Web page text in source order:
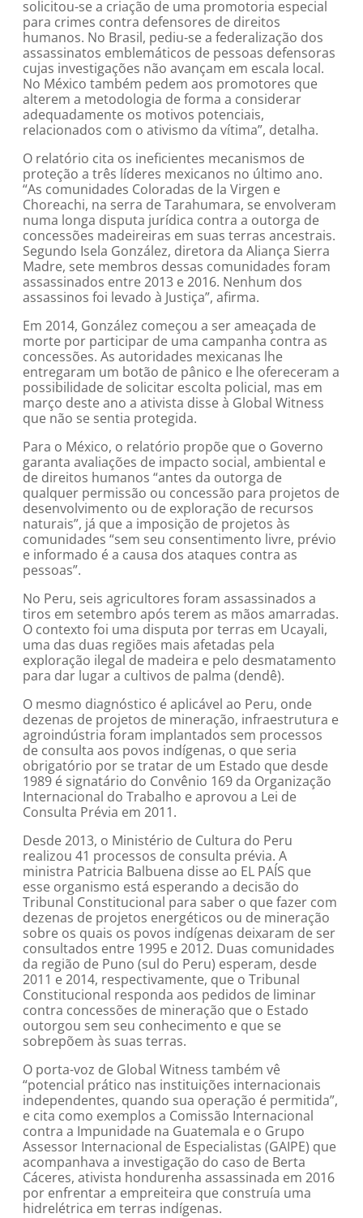
solicitou-se a criação de uma promotoria especial
para crimes contra defensores de direitos
humanos. No Brasil, pediu-se a federalização dos
assassinatos emblemáticos de pessoas defensoras
cujas investigações não avançam em escala local.
No México também pedem aos promotores que
alterem a metodologia de forma a considerar
adequadamente os motivos potenciais,
relacionados com o ativismo da vítima”, detalha.
O relatório cita os ineficientes mecanismos de
proteção a três líderes mexicanos no último ano.
“As comunidades Coloradas de la Virgen e
Choreachi, na serra de Tarahumara, se envolveram
numa longa disputa jurídica contra a outorga de
concessões madeireiras em suas terras ancestrais.
Segundo Isela González, diretora da Aliança Sierra
Madre, sete membros dessas comunidades foram
assassinados entre 2013 e 2016. Nenhum dos
assassinos foi levado à Justiça”, afirma.
Em 2014, González começou a ser ameaçada de
morte por participar de uma campanha contra as
concessões. As autoridades mexicanas lhe
entregaram um botão de pânico e lhe ofereceram a
possibilidade de solicitar escolta policial, mas em
março deste ano a ativista disse à Global Witness
que não se sentia protegida.
Para o México, o relatório propõe que o Governo
garanta avaliações de impacto social, ambiental e
de direitos humanos “antes da outorga de
qualquer permissão ou concessão para projetos de
desenvolvimento ou de exploração de recursos
naturais”, já que a imposição de projetos às
comunidades “sem seu consentimento livre, prévio
e informado é a causa dos ataques contra as
pessoas”.
No Peru, seis agricultores foram assassinados a
tiros em setembro após terem as mãos amarradas.
O contexto foi uma disputa por terras em Ucayali,
uma das duas regiões mais afetadas pela
exploração ilegal de madeira e pelo desmatamento
para dar lugar a cultivos de palma (dendê).
O mesmo diagnóstico é aplicável ao Peru, onde
dezenas de projetos de mineração, infraestrutura e
agroindústria foram implantados sem processos
de consulta aos povos indígenas, o que seria
obrigatório por se tratar de um Estado que desde
1989 é signatário do Convênio 169 da Organização
Internacional do Trabalho e aprovou a Lei de
Consulta Prévia em 2011.
Desde 2013, o Ministério de Cultura do Peru
realizou 41 processos de consulta prévia. A
ministra Patricia Balbuena disse ao EL PAÍS que
esse organismo está esperando a decisão do
Tribunal Constitucional para saber o que fazer com
dezenas de projetos energéticos ou de mineração
sobre os quais os povos indígenas deixaram de ser
consultados entre 1995 e 2012. Duas comunidades
da região de Puno (sul do Peru) esperam, desde
2011 e 2014, respectivamente, que o Tribunal
Constitucional responda aos pedidos de liminar
contra concessões de mineração que o Estado
outorgou sem seu conhecimento e que se
sobrepõem às suas terras.
O porta-voz de Global Witness também vê
“potencial prático nas instituições internacionais
independentes, quando sua operação é permitida”,
e cita como exemplos a Comissão Internacional
contra a Impunidade na Guatemala e o Grupo
Assessor Internacional de Especialistas (GAIPE) que
acompanhava a investigação do caso de Berta
Cáceres, ativista hondurenha assassinada em 2016
por enfrentar a empreiteira que construía uma
hidrelétrica em terras indígenas.